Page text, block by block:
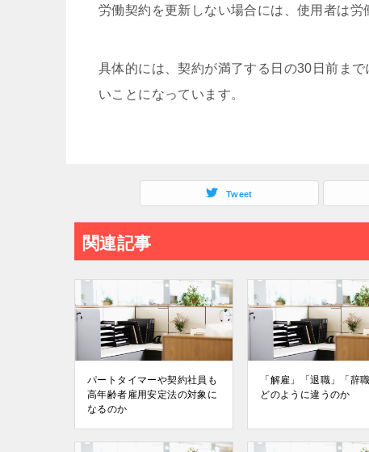
労働契約を更新しない場合には、使⽤者は労
具体的には、契約が満了する⽇の30⽇前ま
いことになっています。
Tweet
関連記事
パートタイマーや契約社員も
⾼年齢者雇⽤安定法の対象に
なるのか
「解雇」「退職」「辞
どのように違うのか